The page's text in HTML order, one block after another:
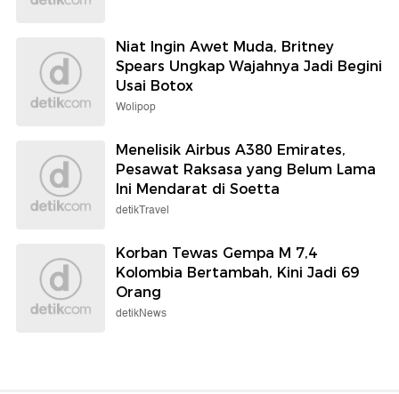
Niat Ingin Awet Muda, Britney
Spears Ungkap Wajahnya Jadi Begini
Usai Botox
Wolipop
Menelisik Airbus A380 Emirates,
Pesawat Raksasa yang Belum Lama
Ini Mendarat di Soetta
detikTravel
Korban Tewas Gempa M 7,4
Kolombia Bertambah, Kini Jadi 69
Orang
detikNews